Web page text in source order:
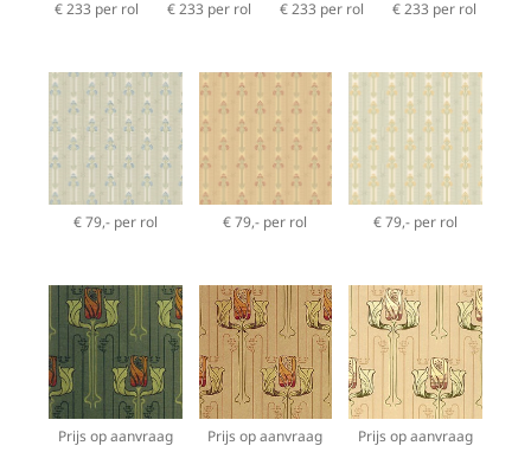
€ 233 per rol € 233 per rol € 233 per rol € 233 per rol
€ 79,- per rol € 79,- per rol € 79,- per rol
Prijs op aanvraag Prijs op aanvraag Prijs op aanvraag